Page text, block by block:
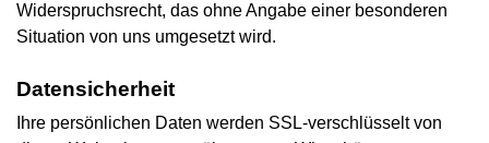
Widerspruchsrecht, das ohne Angabe einer besonderen
Situation von uns umgesetzt wird.
Datensicherheit
Ihre persönlichen Daten werden SSL-verschlüsselt von